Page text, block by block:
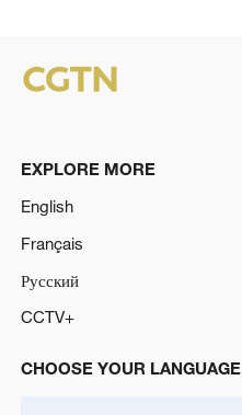
EXPLORE MORE
English
Français
Русский
CCTV+
CHOOSE YOUR LANGUAGE